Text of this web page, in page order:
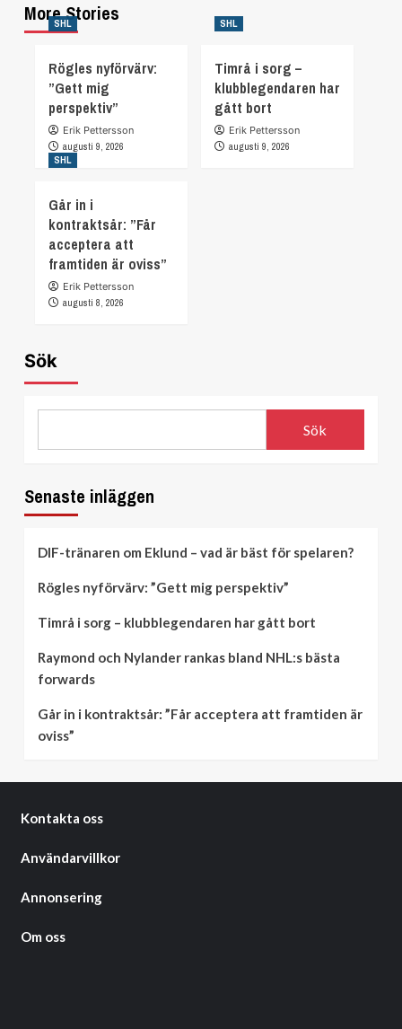
More Stories
SHL
Rögles nyförvärv:
”Gett mig
perspektiv”
Erik Pettersson
augusti 9, 2026
SHL
Timrå i sorg –
klubblegendaren har
gått bort
Erik Pettersson
augusti 9, 2026
SHL
Går in i
kontraktsår: ”Får
acceptera att
framtiden är oviss”
Erik Pettersson
augusti 8, 2026
Sök
Sök
Senaste inläggen
DIF-tränaren om Eklund – vad är bäst för spelaren?
Rögles nyförvärv: ”Gett mig perspektiv”
Timrå i sorg – klubblegendaren har gått bort
Raymond och Nylander rankas bland NHL:s bästa
forwards
Går in i kontraktsår: ”Får acceptera att framtiden är
oviss”
Kontakta oss
Användarvillkor
Annonsering
Om oss